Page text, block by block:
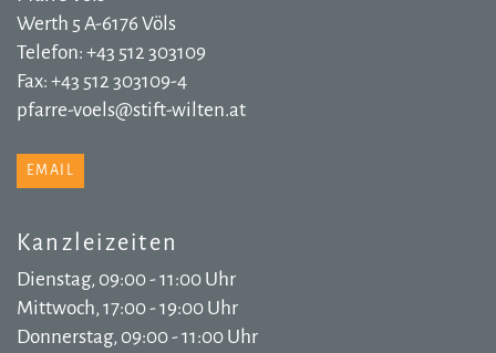
Werth 5 A-6176 Völs
Telefon: +43 512 303109
Fax: +43 512 303109-4
pfarre-voels@stift-wilten.at
EMAIL
Kanzleizeiten
Dienstag, 09:00 - 11:00 Uhr
Mittwoch, 17:00 - 19:00 Uhr
Donnerstag, 09:00 - 11:00 Uhr